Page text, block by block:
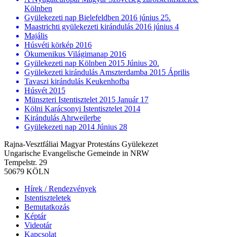
Kölnben
Gyülekezeti nap Bielefeldben 2016 június 25.
Maastrichti gyülekezeti kirándulás 2016 június 4
Majális
Húsvéti körkép 2016
Ökumenikus Világimanap 2016
Gyülekezeti nap Kölnben 2015 Június 20.
Gyülekezeti kirándulás Amszterdamba 2015 Április
Tavaszi kirándulás Keukenhofba
Húsvét 2015
Münszteri Istentisztelet 2015 Január 17
Kölni Karácsonyi Istentisztelet 2014
Kirándulás Ahrweilerbe
Gyülekezeti nap 2014 Június 28
Rajna-Vesztfáliai Magyar Protestáns Gyülekezet
Ungarische Evangelische Gemeinde in NRW
Tempelstr. 29
50679 KÖLN
Hírek / Rendezvények
Istentiszteletek
Bemutatkozás
Képtár
Videotár
Kapcsolat